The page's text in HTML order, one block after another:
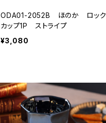
ODA01-2052B ほのか ロック
カップ1P ストライプ
¥3,080